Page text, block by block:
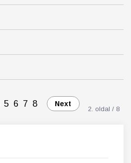
2. oldal / 8
5 6 7 8 Next